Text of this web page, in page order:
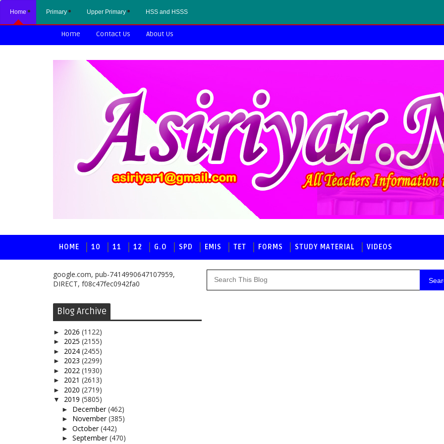
Home Primary Upper Primary HSS and HSSS
Home Contact Us About Us
HOME 10 11 12 G.O SPD EMIS TET FORMS STUDY MATERIAL VIDEOS
google.com, pub-7414990647107959,
DIRECT, f08c47fec0942fa0
Blog Archive
► 2026 (1122)
► 2025 (2155)
► 2024 (2455)
► 2023 (2299)
► 2022 (1930)
► 2021 (2613)
► 2020 (2719)
▼ 2019 (5805)
► December(462)
► November(385)
► October(442)
► September(470)